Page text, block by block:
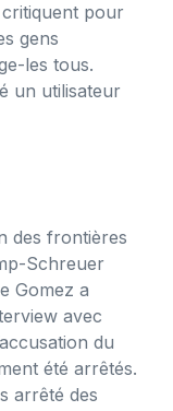
pour
gens
les tous.
un utilisateur
des frontières
Schreuer
Gomez a
avec
du
été arrêtés.
arrêté des